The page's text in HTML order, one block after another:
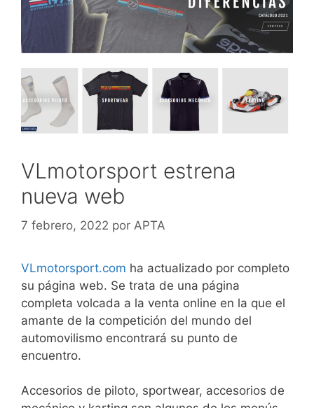
VLmotorsport estrena
nueva web
7 febrero, 2022 por APTA
VLmotorsport.com ha actualizado por completo
su página web. Se trata de una página
completa volcada a la venta online en la que el
amante de la competición del mundo del
automovilismo encontrará su punto de
encuentro.
Accesorios de piloto, sportwear, accesorios de